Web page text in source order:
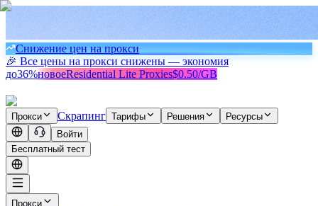
Снижение цен на прокси
🎉 Все цены на прокси снижены — экономия
до36%новоеResidential Lite Proxies$0.50/GB
Прокси Скрапинг Тарифы Решения
Ресурсы
Войти
Бесплатный тест
Прокси